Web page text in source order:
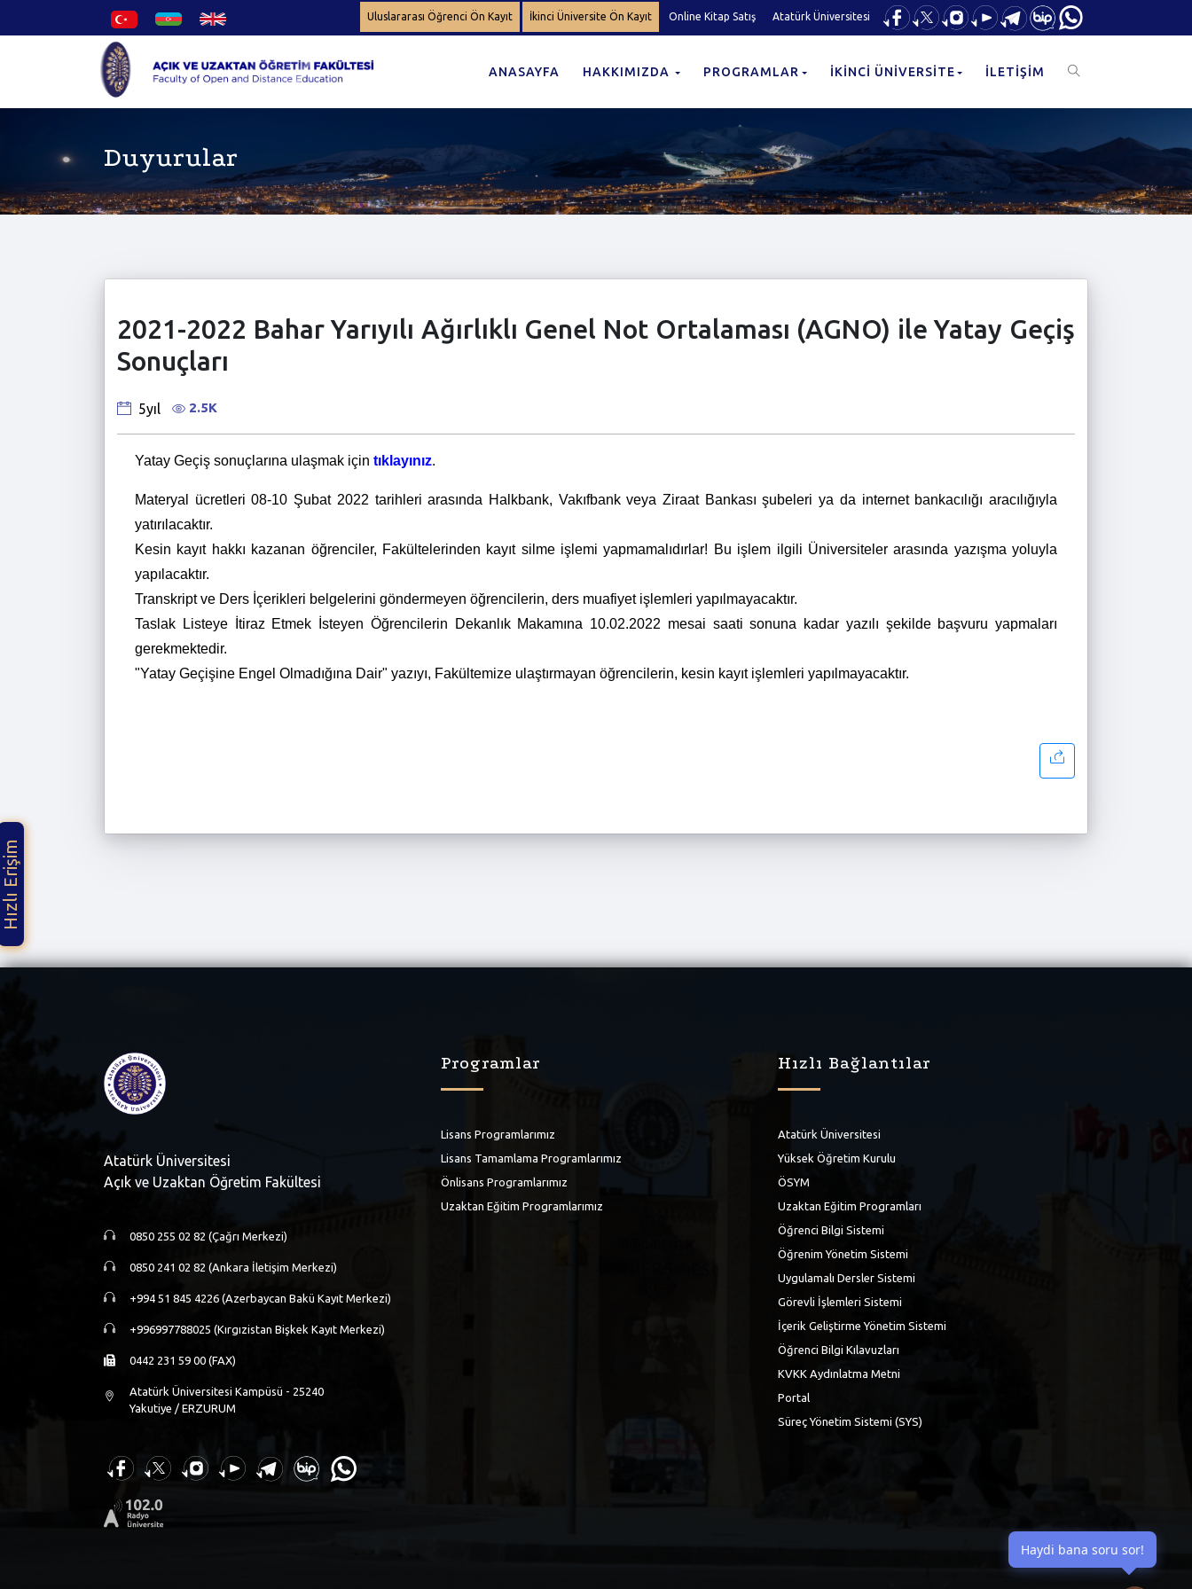
Uluslararası Öğrenci Ön Kayıt İkinci Üniversite Ön Kayıt Online Kitap Satış Atatürk Üniversitesi
ANASAYFA HAKKIMIZDA PROGRAMLAR İKİNCİ ÜNİVERSİTE İLETİŞİM
Duyurular
2021-2022 Bahar Yarıyılı Ağırlıklı Genel Not Ortalaması (AGNO) ile Yatay Geçiş
Sonuçları
5yıl 2.5K
Yatay Geçiş sonuçlarına ulaşmak için tıklayınız.
Materyal ücretleri 08-10 Şubat 2022 tarihleri arasında Halkbank, Vakıfbank veya Ziraat Bankası şubeleri ya da internet bankacılığı aracılığıyla
yatırılacaktır.
Kesin kayıt hakkı kazanan öğrenciler, Fakültelerinden kayıt silme işlemi yapmamalıdırlar! Bu işlem ilgili Üniversiteler arasında yazışma yoluyla
yapılacaktır.
Transkript ve Ders İçerikleri belgelerini göndermeyen öğrencilerin, ders muafiyet işlemleri yapılmayacaktır.
Taslak Listeye İtiraz Etmek İsteyen Öğrencilerin Dekanlık Makamına 10.02.2022 mesai saati sonuna kadar yazılı şekilde başvuru yapmaları
gerekmektedir.
"Yatay Geçişine Engel Olmadığına Dair" yazıyı, Fakültemize ulaştırmayan öğrencilerin, kesin kayıt işlemleri yapılmayacaktır.
Atatürk Üniversitesi
Açık ve Uzaktan Öğretim Fakültesi
0850 255 02 82 (Çağrı Merkezi)
0850 241 02 82 (Ankara İletişim Merkezi)
+994 51 845 4226 (Azerbaycan Bakü Kayıt Merkezi)
+996997788025 (Kırgızistan Bişkek Kayıt Merkezi)
0442 231 59 00 (FAX)
Atatürk Üniversitesi Kampüsü - 25240
Yakutiye / ERZURUM
Programlar
Lisans Programlarımız
Lisans Tamamlama Programlarımız
Önlisans Programlarımız
Uzaktan Eğitim Programlarımız
Hızlı Bağlantılar
Atatürk Üniversitesi
Yüksek Öğretim Kurulu
ÖSYM
Uzaktan Eğitim Programları
Öğrenci Bilgi Sistemi
Öğrenim Yönetim Sistemi
Uygulamalı Dersler Sistemi
Görevli İşlemleri Sistemi
İçerik Geliştirme Yönetim Sistemi
Öğrenci Bilgi Kılavuzları
KVKK Aydınlatma Metni
Portal
Süreç Yönetim Sistemi (SYS)
Hızlı Erişim
Haydi bana soru sor!